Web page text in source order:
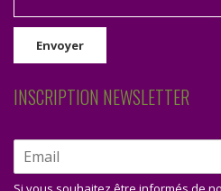
INSCRIPTION NEWSLETTER